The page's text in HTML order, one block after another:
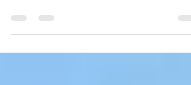
A Secretaria de Coordenação e Governança das
Tabela PIP (Pontuação Individual do...